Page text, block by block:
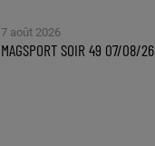
7 août 2026
MAGSPORT SOIR 49 07/08/26